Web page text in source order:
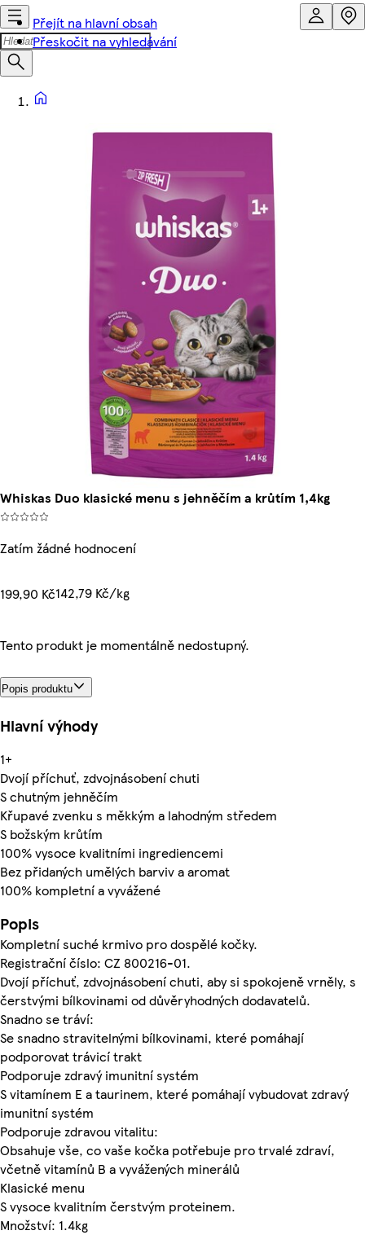
Přejít na hlavní obsah
Přeskočit na vyhledávání
Whiskas Duo klasické menu s jehněčím a krůtím 1,4kg
Zatím žádné hodnocení
199,90 Kč142,79 Kč/kg
Tento produkt je momentálně nedostupný.
Popis produktu
Hlavní výhody
1+
Dvojí příchuť, zdvojnásobení chuti
S chutným jehněčím
Křupavé zvenku s měkkým a lahodným středem
S božským krůtím
100% vysoce kvalitními ingrediencemi
Bez přidaných umělých barviv a aromat
100% kompletní a vyvážené
Popis
Kompletní suché krmivo pro dospělé kočky.
Registrační číslo: CZ 800216-01.
Dvojí příchuť, zdvojnásobení chuti, aby si spokojeně vrněly, s
čerstvými bílkovinami od důvěryhodných dodavatelů.
Snadno se tráví:
Se snadno stravitelnými bílkovinami, které pomáhají
podporovat trávicí trakt
Podporuje zdravý imunitní systém
S vitamínem E a taurinem, které pomáhají vybudovat zdravý
imunitní systém
Podporuje zdravou vitalitu:
Obsahuje vše, co vaše kočka potřebuje pro trvalé zdraví,
včetně vitamínů B a vyvážených minerálů
Klasické menu
S vysoce kvalitním čerstvým proteinem.
Množství: 1.4kg